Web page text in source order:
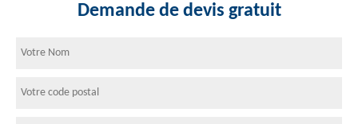
Demande de devis gratuit